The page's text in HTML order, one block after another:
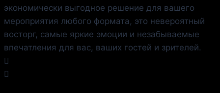
экономически выгодное решение для вашего
мероприятия любого формата, это невероятный
восторг, самые яркие эмоции и незабываемые
впечатления для вас, ваших гостей и зрителей.